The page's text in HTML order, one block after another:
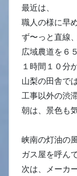
最近は、
職人の様に早
ず〜っと直線
広域農道を６
１時間１０分
山梨の田舎で
工事以外の渋
朝は、景色も
峡南の灯油の
ガス屋を呼ん
次は、メーカ